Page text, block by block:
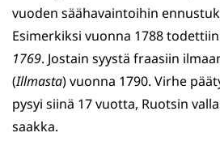
vuoden säähavaintoihin
Esimerkiksi vuonna 1788
1769. Jostain syystä fraasiin
(Illmasta) vuonna 1790. Virhe
pysyi siinä 17 vuotta, Ruotsin
saakka.